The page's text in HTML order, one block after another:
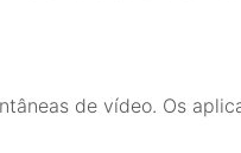
de vídeo. Os